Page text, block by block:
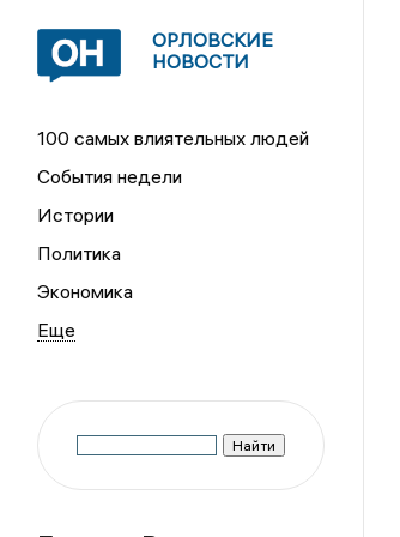
ОРЛОВСКИЕ
НОВОСТИ
100 самых влиятельных людей
События недели
Истории
Политика
Экономика